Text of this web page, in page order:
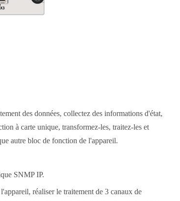
des données, collectez des informations d'état,
à carte unique, transformez-les, traitez-les et
autre bloc de fonction de l'appareil.
SNMP IP.
réaliser le traitement de 3 canaux de